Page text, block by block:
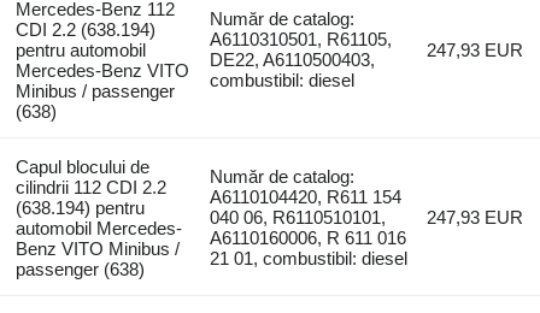
Mercedes-Benz 112
CDI 2.2 (638.194)
pentru automobil
Mercedes-Benz VITO
Minibus / passenger
(638)
Număr de catalog:
A6110310501, R61105,
DE22, A6110500403,
combustibil: diesel
247,93 EUR
Capul blocului de
cilindrii 112 CDI 2.2
(638.194) pentru
automobil Mercedes-
Benz VITO Minibus /
passenger (638)
Număr de catalog:
A6110104420, R611 154
040 06, R6110510101,
A6110160006, R 611 016
21 01, combustibil: diesel
247,93 EUR